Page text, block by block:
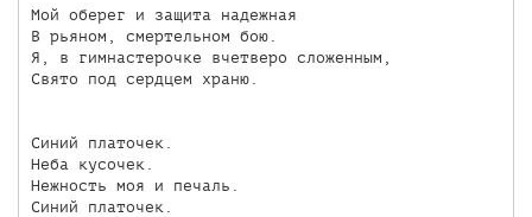
Мой оберег и защита надежная
В рьяном, смертельном бою.
Я, в гимнастерочке вчетверо сложенным,
Свято под сердцем храню.
Синий платочек.
Неба кусочек.
Нежность моя и печаль.
Синий платочек.